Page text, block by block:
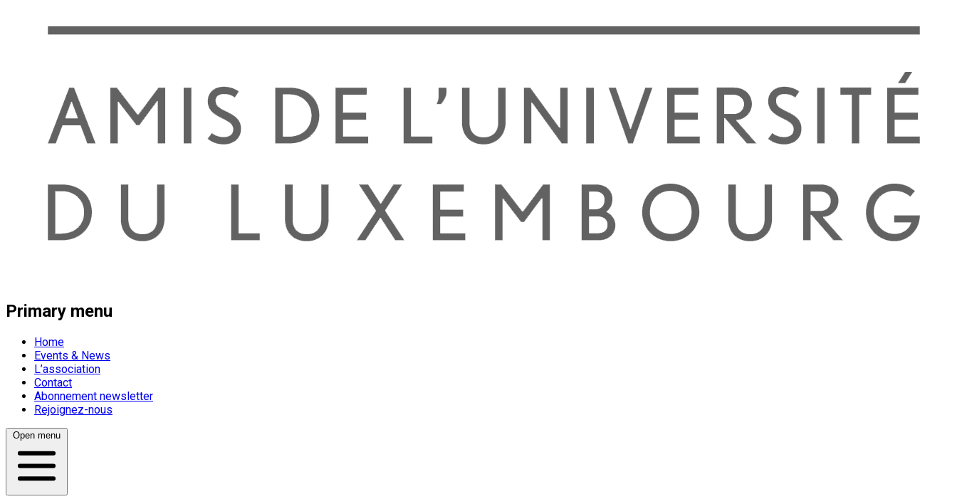
Primary menu
Home
Events & News
L’association
Contact
Abonnement newsletter
Rejoignez-nous
Open menu